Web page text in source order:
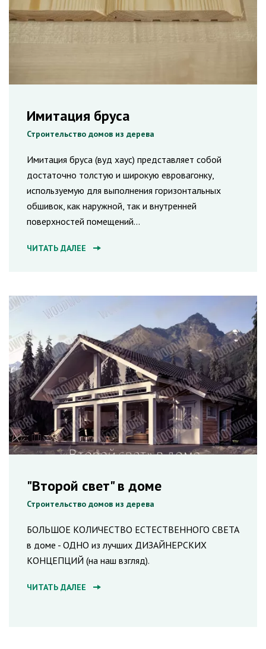
Имитация бруса
Строительство домов из дерева
Имитация бруса (вуд хаус) представляет собой
достаточно толстую и широкую евровагонку,
используемую для выполнения горизонтальных
обшивок, как наружной, так и внутренней
поверхностей помещений...
ЧИТАТЬ ДАЛЕЕ
"Второй свет" в доме
Строительство домов из дерева
БОЛЬШОЕ КОЛИЧЕСТВО ЕСТЕСТВЕННОГО СВЕТА
в доме - ОДНО из лучших ДИЗАЙНЕРСКИХ
КОНЦЕПЦИЙ (на наш взгляд).
ЧИТАТЬ ДАЛЕЕ